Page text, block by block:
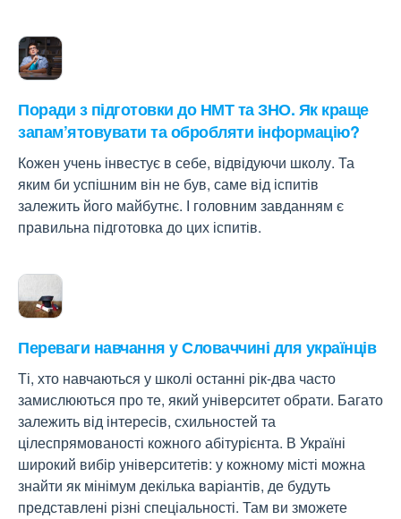
Поради з підготовки до НМТ та ЗНО. Як краще
запам’ятовувати та обробляти інформацію?
Кожен учень інвестує в себе, відвідуючи школу. Та
яким би успішним він не був, саме від іспитів
залежить його майбутнє. І головним завданням є
правильна підготовка до цих іспитів.
Переваги навчання у Словаччині для українців
Ті, хто навчаються у школі останні рік-два часто
замислюються про те, який університет обрати. Багато
залежить від інтересів, схильностей та
цілеспрямованості кожного абітурієнта. В Україні
широкий вибір університетів: у кожному місті можна
знайти як мінімум декілька варіантів, де будуть
представлені різні спеціальності. Там ви зможете